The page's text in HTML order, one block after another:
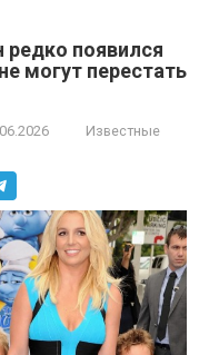
появился
могут перестать
Известные